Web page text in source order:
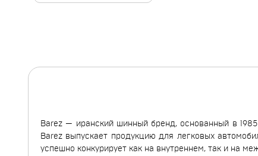
Continental
Delinte
Barez — иранский шинный бренд, основанный в
Barez выпускает продукцию для легковых
успешно конкурирует как на внутреннем, так и на